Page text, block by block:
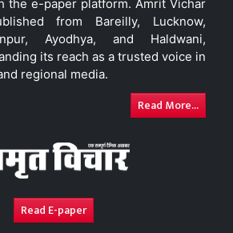
the e-paper platform. Amrit Vichar
from Bareilly, Lucknow,
Ayodhya, and Haldwani,
its reach as a trusted voice in
regional media.
Read More...
Read E-paper